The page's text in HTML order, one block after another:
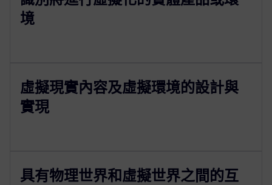
境
虛擬現實內容及虛擬環境的設計與
實現
具有物理世界和虛擬世界之間的互